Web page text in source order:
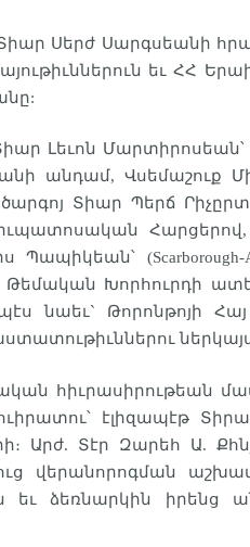
Սերժ Սարգսեանի
եւ ՀՀ
Լեւոն
անդամ, Վսեմաշուք
Տիար Պերճ
(Scarborough-
Թեմական Խորհուրդի
նաեւ` Թորոնթոյի
հիւրասիրութեան
էլիզապէթ
Արժ. Տէր Զարեհ Ա.
վերանորոգման
եւ ձեռնարկին իրենց